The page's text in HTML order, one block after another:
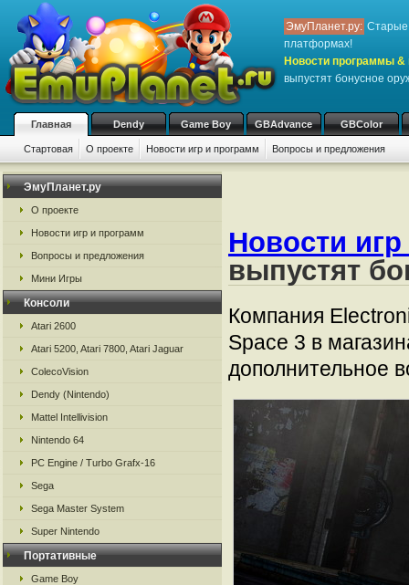
ЭмуПланет.ру: Старые
платформах!
Новости программы &
выпустят бонусное
Главная Dendy Game Boy GBAdvance GBColor
Стартовая О проекте Новости игр и программ Вопросы и предложения
ЭмуПланет.ру
О проекте
Новости игр и программ
Вопросы и предложения
Мини Игры
Консоли
Atari 2600
Atari 5200, Atari 7800, Atari Jaguar
ColecoVision
Dendy (Nintendo)
Mattel Intellivision
Nintendo 64
PC Engine / Turbo Grafx-16
Sega
Sega Master System
Super Nintendo
Портативные
Game Boy
Новости
выпустят
Компания
Space 3 в
дополнительное